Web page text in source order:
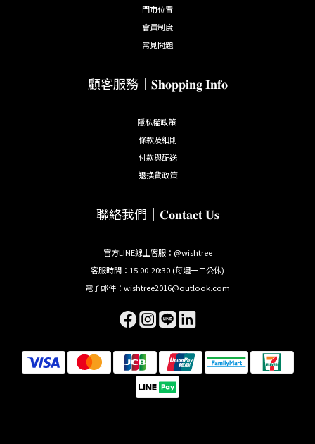
門市位置
會員制度
常見問題
顧客服務｜𝐒𝐡𝐨𝐩𝐩𝐢𝐧𝐠 𝐈𝐧𝐟𝐨
隱私權政策
條款及細則
付款與配送
退換貨政策
聯絡我們｜𝐂𝐨𝐧𝐭𝐚𝐜𝐭 𝐔𝐬
官方LINE線上客服：@wishtree
客服時間：15:00-20:30 (每週一二公休)
電子郵件：wishtree2016@outlook.com